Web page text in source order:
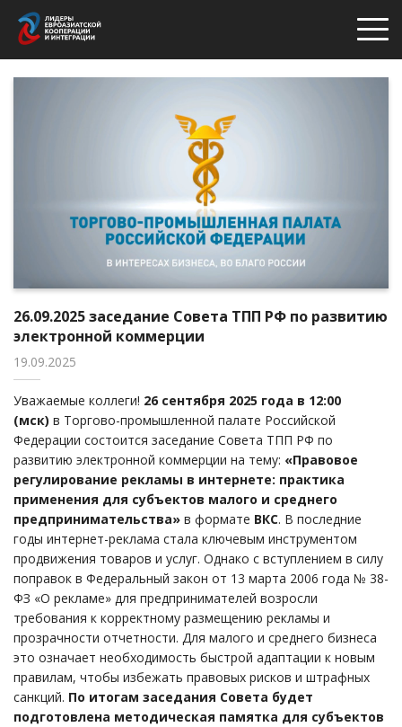
26.09.2025 заседание Совета ТПП РФ по развитию
электронной коммерции
19.09.2025
Уважаемые коллеги! 26 сентября 2025 года в 12:00
(мск) в Торгово-промышленной палате Российской
Федерации состоится заседание Совета ТПП РФ по
развитию электронной коммерции на тему: «Правовое
регулирование рекламы в интернете: практика
применения для субъектов малого и среднего
предпринимательства» в формате ВКС. В последние
годы интернет-реклама стала ключевым инструментом
продвижения товаров и услуг. Однако с вступлением в силу
поправок в Федеральный закон от 13 марта 2006 года № 38-
ФЗ «О рекламе» для предпринимателей возросли
требования к корректному размещению рекламы и
прозрачности отчетности. Для малого и среднего бизнеса
это означает необходимость быстрой адаптации к новым
правилам, чтобы избежать правовых рисков и штрафных
санкций. По итогам заседания Совета будет
подготовлена методическая памятка для субъектов